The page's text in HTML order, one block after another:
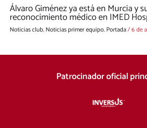
Álvaro Giménez ya está en Murcia y
reconocimiento médico en IMED
Noticias club,Noticias primer equipo,Portada/6 de
Patrocinador oficial